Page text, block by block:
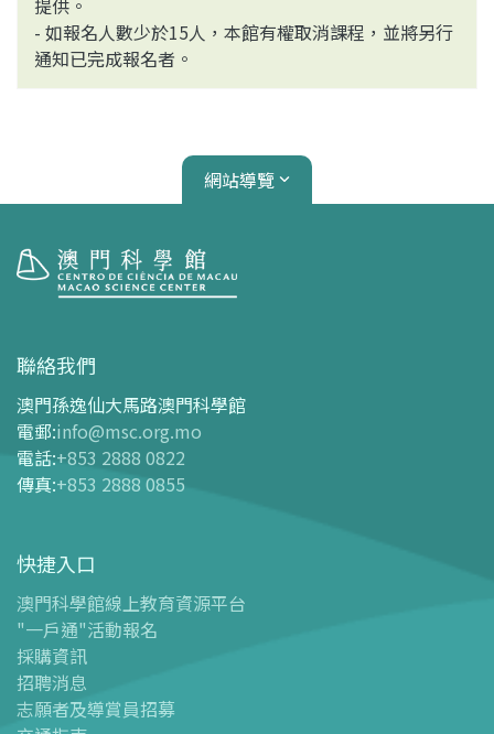
提供。
- 如報名人數少於15人，本館有權取消課程，並將另行
通知已完成報名者。
網站導覽
開放時間
交通指南
購票指南
- 網上購票
- 門票及優惠表
導覽圖
- 導覽圖
- 澳科館微定位導覽
場館設施
- 科學館兒童世界
聯絡我們
澳門孫逸仙大馬路澳門科學館
電郵:info@msc.org.mo
電話:+853 2888 0822
傳真:+853 2888 0855
快捷入口
澳門科學館線上教育資源平台
"一戶通"活動報名
採購資訊
招聘消息
志願者及導賞員招募